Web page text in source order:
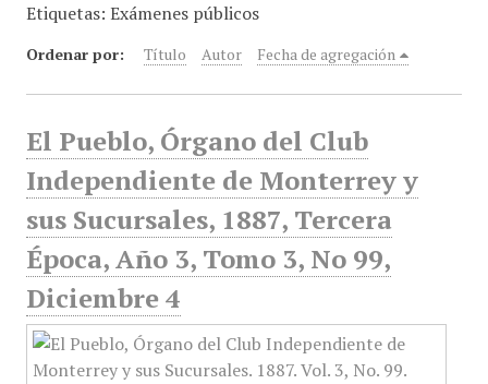
Etiquetas: Exámenes públicos
Ordenar por: Título Autor Fecha de agregación
El Pueblo, Órgano del Club
Independiente de Monterrey y
sus Sucursales, 1887, Tercera
Época, Año 3, Tomo 3, No 99,
Diciembre 4